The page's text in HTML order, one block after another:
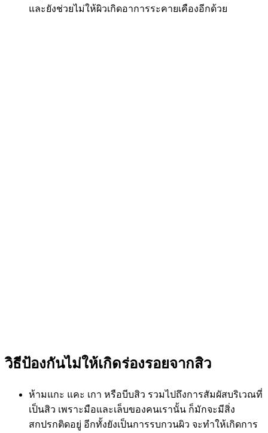
และยังช่วยไม่ให้ผิวเกิดอาการระคายเคืองอีกด้วย
วิธีป้องกันไม่ให้เกิดร่องรอยจากสิว
ห้ามแกะ แคะ เกา หรือบีบสิว รวมไปถึงการสัมผัสบริเวณที่
เป็นสิว เพราะมือและเล็บของคนเรานั้น ก็มักจะมีสิ่ง
สกปรกติดอยู่ อีกทั้งยังเป็นการรบกวนผิว จะทำให้เกิดการ